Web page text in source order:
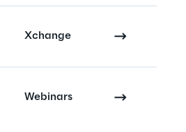
Xchange
Webinars